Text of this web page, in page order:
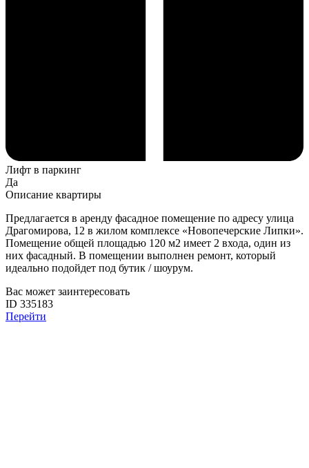
Лифт в паркинг
Да
Описание квартиры
Предлагается в аренду фасадное помещение по адресу улица
Драгомирова, 12 в жилом комплексе «Новопечерские Липки».
Помещение общей площадью 120 м2 имеет 2 входа, один из
них фасадный. В помещении выполнен ремонт, который
идеально подойдет под бутик / шоурум.
Вас может заинтересовать
ID 335183
Перейти